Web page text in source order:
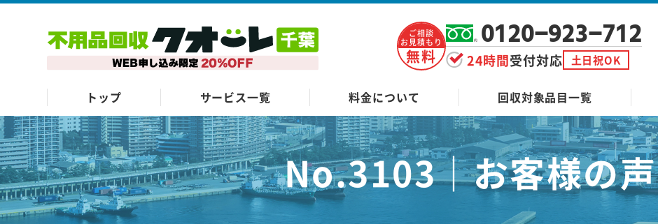
ご相談
お見積もり
無料
0120-923-712
24時間受付対応 土日祝OK
トップ サービス一覧 料金について 回収対象品目一覧
No.3103｜お客様の声